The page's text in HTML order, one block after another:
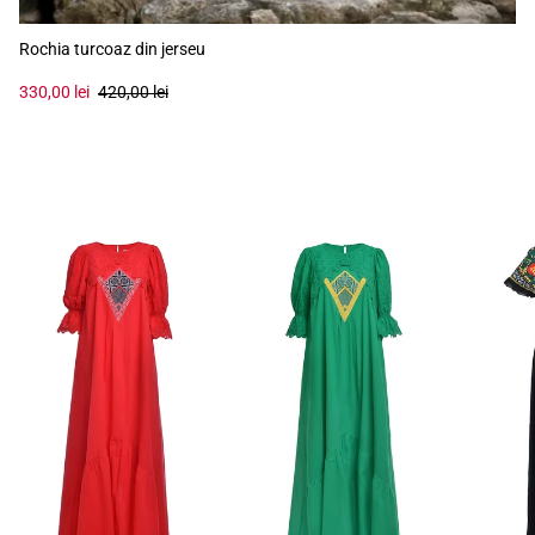
Rochia turcoaz din jerseu
330,00 lei 420,00 lei